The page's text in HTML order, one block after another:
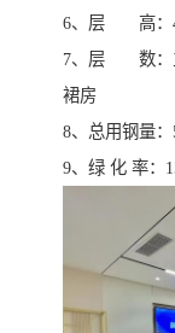
6、层 高：
7、层 数：主
裙房
8、总用钢量
9、绿 化 率：